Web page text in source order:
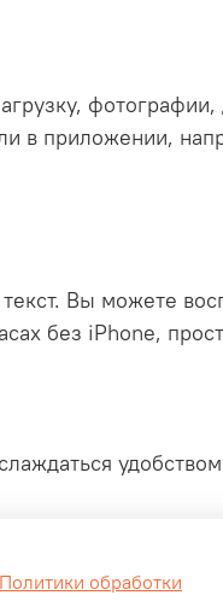
в приложении,
Вы можете
без iPhone,
Политики обработки